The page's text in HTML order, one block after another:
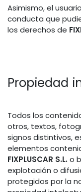
Asimismo, el
conducta que
los derechos de
Propiedad
Todos los
otros, textos,
signos distintivos,
elementos
FIXPLUSCAR S.L.o
explotación o
protegidos por la